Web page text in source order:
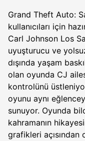
Grand Theft Auto:
kullanıcıları için
Carl Johnson Los
uyuşturucu ve
dışında yaşam
olan oyunda CJ
kontrolünü
oyunu aynı
sunuyor. Oyunda
kahramanın
grafikleri açısından